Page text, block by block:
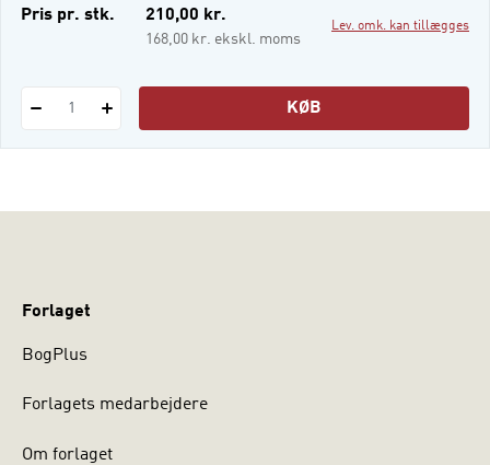
i-bog
Pris pr. stk. 210,00 kr.
168,00 kr. ekskl. moms
Lev. omk. kan tillægges
1 KØB
Forlaget
BogPlus
Forlagets medarbejdere
Om forlaget